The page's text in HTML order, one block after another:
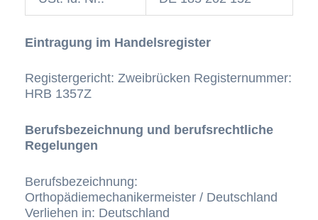
Eintragung im Handelsregister
Registergericht: Zweibrücken Registernummer:
HRB 1357Z
Berufsbezeichnung und berufsrechtliche
Regelungen
Berufsbezeichnung:
Orthopädiemechanikermeister / Deutschland
Verliehen in: Deutschland